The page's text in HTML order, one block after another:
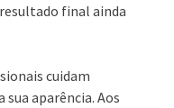
final ainda
cuidam
aparência. Aos